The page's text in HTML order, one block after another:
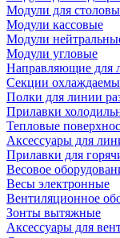
Модули для
Модули кассовые
Модули
Модули угловые
Направляющие для
Секции
Полки для линии
Прилавки
Тепловые
Аксессуары для
Прилавки для
Весовое
Весы электронные
Вентиляционное
Зонты вытяжные
Аксессуары для